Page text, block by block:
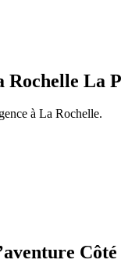
Rochelle La
à La Rochelle.